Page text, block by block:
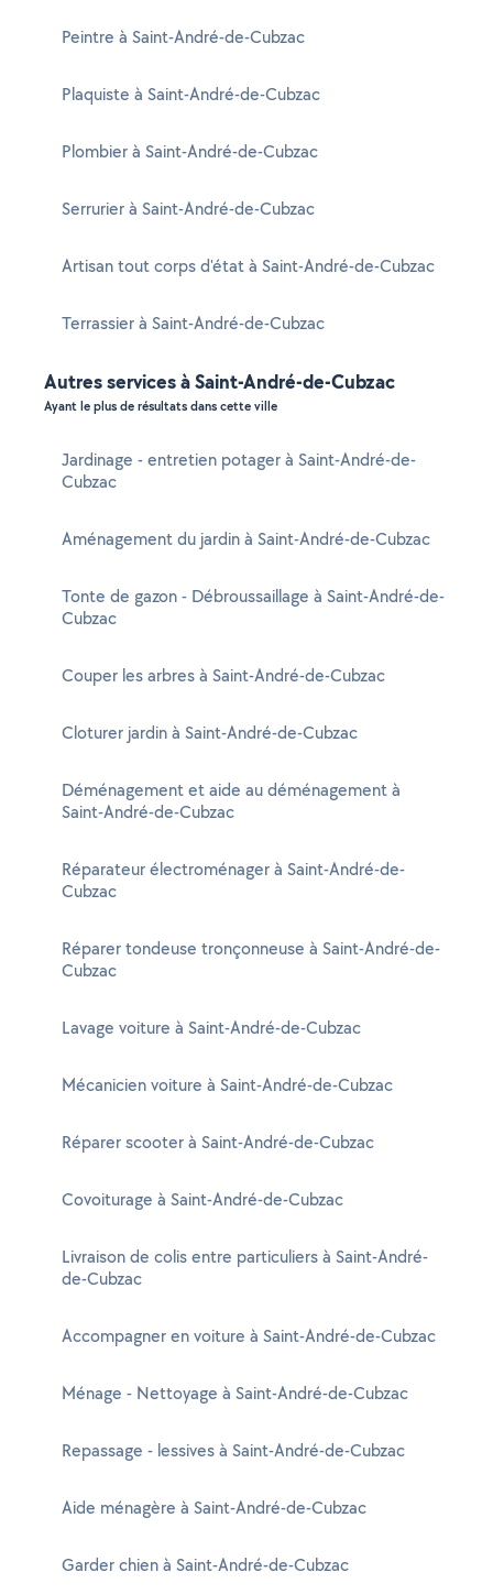
Peintre à Saint-André-de-Cubzac
Plaquiste à Saint-André-de-Cubzac
Plombier à Saint-André-de-Cubzac
Serrurier à Saint-André-de-Cubzac
Artisan tout corps d'état à Saint-André-de-Cubzac
Terrassier à Saint-André-de-Cubzac
Autres services à Saint-André-de-Cubzac
Ayant le plus de résultats dans cette ville
Jardinage - entretien potager à Saint-André-de-
Cubzac
Aménagement du jardin à Saint-André-de-Cubzac
Tonte de gazon - Débroussaillage à Saint-André-de-
Cubzac
Couper les arbres à Saint-André-de-Cubzac
Cloturer jardin à Saint-André-de-Cubzac
Déménagement et aide au déménagement à
Saint-André-de-Cubzac
Réparateur électroménager à Saint-André-de-
Cubzac
Réparer tondeuse tronçonneuse à Saint-André-de-
Cubzac
Lavage voiture à Saint-André-de-Cubzac
Mécanicien voiture à Saint-André-de-Cubzac
Réparer scooter à Saint-André-de-Cubzac
Covoiturage à Saint-André-de-Cubzac
Livraison de colis entre particuliers à Saint-André-
de-Cubzac
Accompagner en voiture à Saint-André-de-Cubzac
Ménage - Nettoyage à Saint-André-de-Cubzac
Repassage - lessives à Saint-André-de-Cubzac
Aide ménagère à Saint-André-de-Cubzac
Garder chien à Saint-André-de-Cubzac